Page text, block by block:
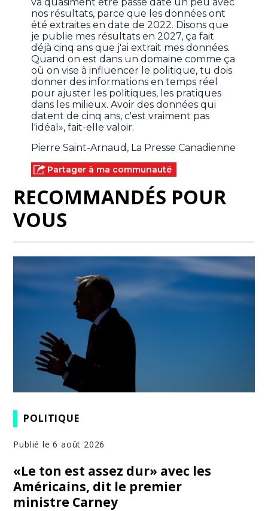
nos résultats, parce que les données ont
été extraites en date de 2022. Disons que
je publie mes résultats en 2027, ça fait
déjà cinq ans que j'ai extrait mes données.
Quand on est dans un domaine comme ça
où on vise à influencer le politique, tu dois
donner des informations en temps réel
pour ajuster les politiques, les pratiques
dans les milieux. Avoir des données qui
datent de cinq ans, c'est vraiment pas
l'idéal», fait-elle valoir.
Pierre Saint-Arnaud, La Presse Canadienne
Partager à ma communauté
RECOMMANDÉS POUR
VOUS
POLITIQUE
Publié le 6 août 2026
«Le ton est assez dur» avec les
Américains, dit le premier
ministre Carney